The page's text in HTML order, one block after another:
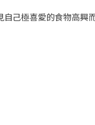
己極喜愛的食物高興